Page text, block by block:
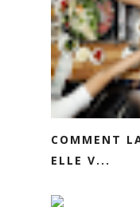
COMMENT
ELLE V...